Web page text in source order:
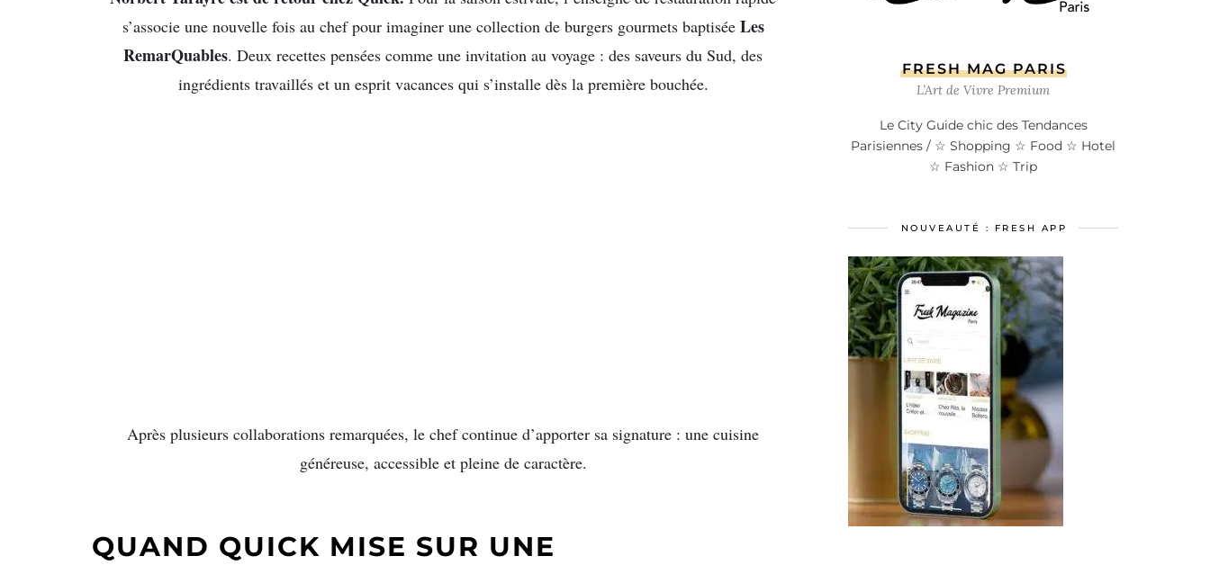
s’associe une nouvelle fois au chef pour imaginer une collection de burgers gourmets baptisée Les
RemarQuables. Deux recettes pensées comme une invitation au voyage : des saveurs du Sud, des
ingrédients travaillés et un esprit vacances qui s’installe dès la première bouchée.
Après plusieurs collaborations remarquées, le chef continue d’apporter sa signature : une cuisine
généreuse, accessible et pleine de caractère.
QUAND QUICK MISE SUR UNE
FRESH MAG PARIS
L’Art de Vivre Premium
Le City Guide chic des Tendances
Parisiennes / ☆ Shopping ☆ Food ☆ Hotel
☆ Fashion ☆ Trip
NOUVEAUTÉ : FRESH APP